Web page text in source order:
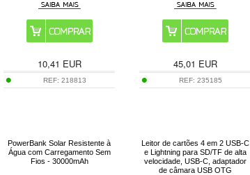
10,41 EUR
REF: 218813
45,01 EUR
REF:235185
PowerBank Solar Resistente à
Água com Carregamento Sem
Fios - 30000mAh
Leitor de cartões 4 em 2 USB-C
e Lightning para SD/TF de alta
velocidade, USB-C, adaptador
de câmara USB OTG